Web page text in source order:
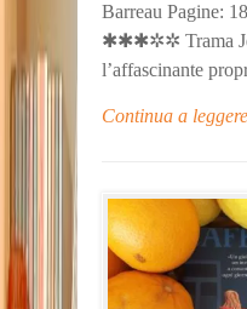
Barreau Pagine:
✱✱✱✲✲ Trama
l’affascinante
Continua a